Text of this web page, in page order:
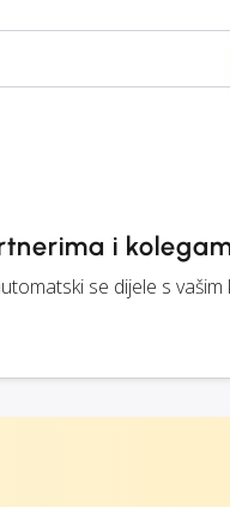
i
se dijele s vašim